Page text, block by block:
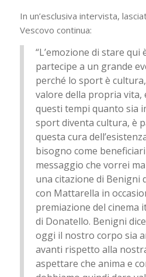
In un’esclusiva intervista,
Vescovo continua:
“L’emozione di stare qui
partecipe a un grande
perché lo sport è
valore della propria vita,
questi tempi quanto sia
sport diventa cultura, è
questa cura
bisogno come
messaggio che vorrei
una citazione di Benigni
con Mattarella in
premiazione del cinema
di Donatello. Benigni
oggi il nostro corpo sia
avanti rispetto alla
aspettare che anima e